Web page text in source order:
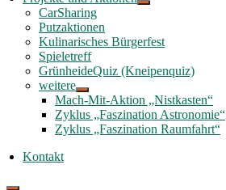
CarSharing
Putzaktionen
Kulinarisches Bürgerfest
Spieletreff
GrünheideQuiz (Kneipenquiz)
weitere
Mach-Mit-Aktion „Nistkasten“
Zyklus „Faszination Astronomie“
Zyklus „Faszination Raumfahrt“
Kontakt